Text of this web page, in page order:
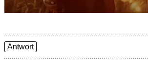
Antwort